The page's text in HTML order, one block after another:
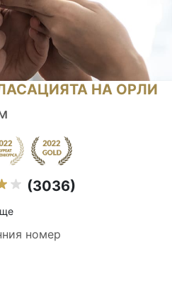
НА ОРЛИ
(3036)
номер